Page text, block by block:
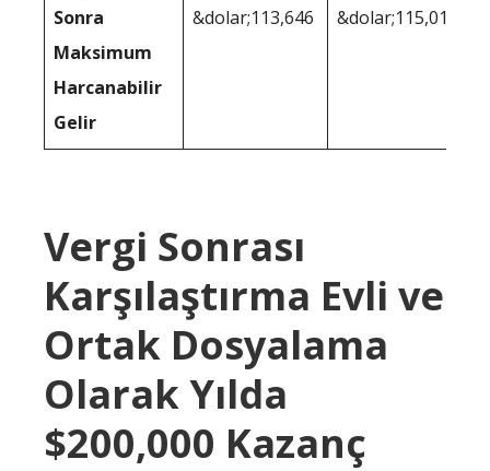
Sonra
Maksimum
Harcanabilir
Gelir
&dolar;113,646 &dolar;115,012
Vergi Sonrası
Karşılaştırma Evli ve
Ortak Dosyalama
Olarak Yılda
$200,000 Kazanç